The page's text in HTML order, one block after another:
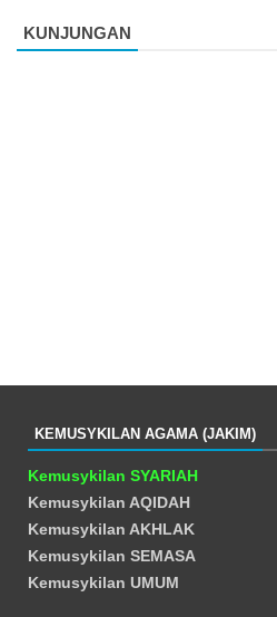
KUNJUNGAN
KEMUSYKILAN AGAMA (JAKIM)
Kemusykilan SYARIAH
Kemusykilan AQIDAH
Kemusykilan AKHLAK
Kemusykilan SEMASA
Kemusykilan UMUM